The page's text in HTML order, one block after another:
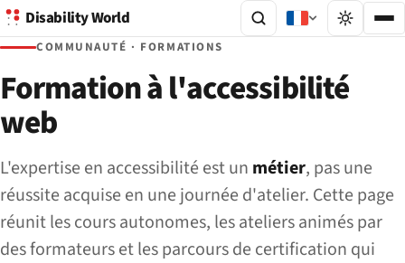
Disability World
COMMUNAUTÉ · FORMATIONS
Formation à l'accessibilité
web
L'expertise en accessibilité est un métier, pas une
réussite acquise en une journée d'atelier. Cette page
réunit les cours autonomes, les ateliers animés par
des formateurs et les parcours de certification qui